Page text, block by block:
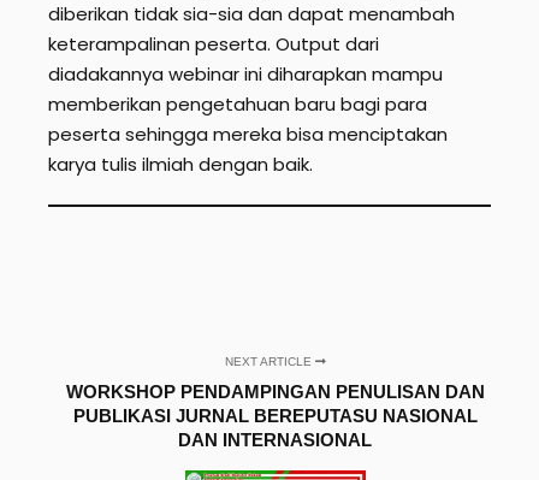
diberikan tidak sia-sia dan dapat menambah
keterampalinan peserta. Output dari
diadakannya webinar ini diharapkan mampu
memberikan pengetahuan baru bagi para
peserta sehingga mereka bisa menciptakan
karya tulis ilmiah dengan baik.
NEXT ARTICLE
WORKSHOP PENDAMPINGAN PENULISAN DAN
PUBLIKASI JURNAL BEREPUTASU NASIONAL
DAN INTERNASIONAL